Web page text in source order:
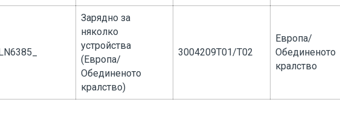
Зарядно за
няколко
устройства
(Европа/
Обединеното
кралство)
3004209T01/T02
Европа/
Обединеното
кралство